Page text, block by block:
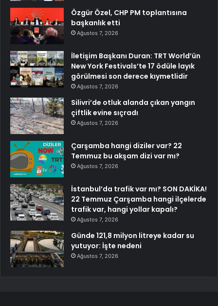
Özgür Özel, CHP PM toplantısına
başkanlık etti
Ağustos 7, 2026
İletişim Başkanı Duran: TRT World’ün
New York Festivals’te 17 ödüle layık
görülmesi son derece kıymetlidir
Ağustos 7, 2026
Silivri’de otluk alanda çıkan yangın
çiftlik evine sıçradı
Ağustos 7, 2026
Çarşamba hangi diziler var? 22
Temmuz bu akşam dizi var mı?
Ağustos 7, 2026
İstanbul’da trafik var mı? SON DAKİKA!
22 Temmuz Çarşamba hangi ilçelerde
trafik var, hangi yollar kapalı?
Ağustos 7, 2026
Günde 121,8 milyon litreye kadar su
yutuyor: İşte nedeni
Ağustos 7, 2026